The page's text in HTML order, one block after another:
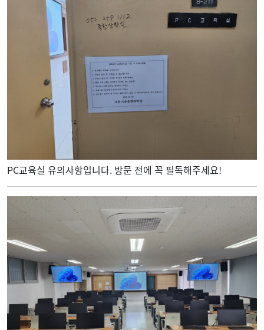
PC교육실 유의사항입니다. 방문 전에 꼭 필독해주세요!